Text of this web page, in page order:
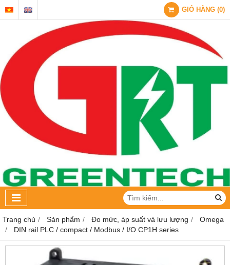
GIỎ HÀNG (0)
Trang chủ Sản phẩm Đo mức, áp suất và lưu lượng
Omega
DIN rail PLC / compact / Modbus / I/O CP1H series